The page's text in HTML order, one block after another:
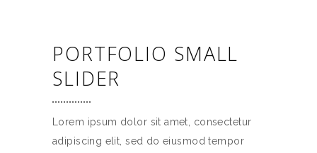
PORTFOLIO SMALL
SLIDER
Lorem ipsum dolor sit amet, consectetur
adipiscing elit, sed do eiusmod tempor